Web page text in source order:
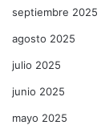
septiembre 2025
agosto 2025
julio 2025
junio 2025
mayo 2025